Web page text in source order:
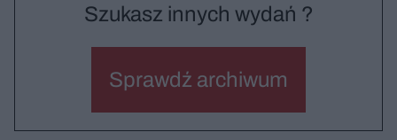
Szukasz innych wydań ?
Sprawdź archiwum